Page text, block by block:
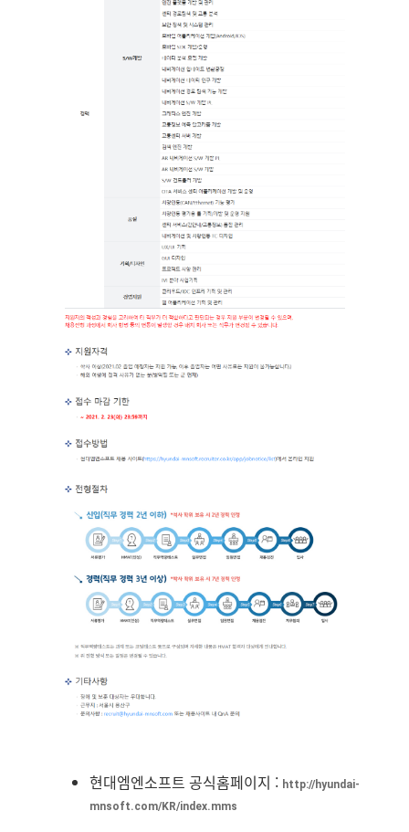
현대엠엔소프트 공식홈페이지 : http://hyundai-
mnsoft.com/KR/index.mms